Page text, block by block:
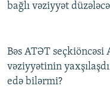
bağlı vəziyyət
Bəs ATƏT seçkiöncəsi
vəziyyətinin
edə bilərmi?